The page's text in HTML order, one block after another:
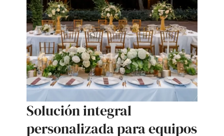
Solución integral
personalizada para equipos